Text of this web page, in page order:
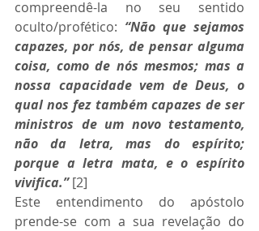
compreendê-la no seu sentido
oculto/profético: “Não que sejamos
capazes, por nós, de pensar alguma
coisa, como de nós mesmos; mas a
nossa capacidade vem de Deus, o
qual nos fez também capazes de ser
ministros de um novo testamento,
não da letra, mas do espírito;
porque a letra mata, e o espírito
vivifica.” [2]
Este entendimento do apóstolo
prende-se com a sua revelação do